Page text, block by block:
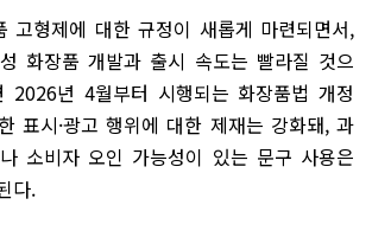
고형제에 대한 규정이 새롭게 마련되면서,
화장품 개발과 출시 속도는 빨라질 것으
2026년 4월부터 시행되는 화장품법 개정
표시·광고 행위에 대한 제재는 강화돼, 과
소비자 오인 가능성이 있는 문구 사용은
다.